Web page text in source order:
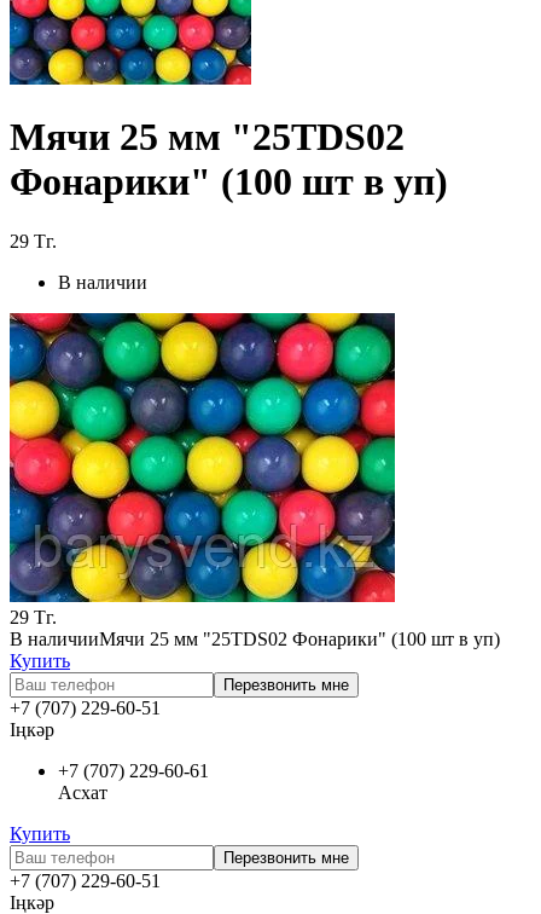
Мячи 25 мм "25TDS02
Фонарики" (100 шт в уп)
29 Тг.
В наличии
29 Тг.
В наличииМячи 25 мм "25TDS02 Фонарики" (100 шт в уп)
Купить
Перезвонить мне
+7 (707) 229-60-51
Іңкәр
+7 (707) 229-60-61
Асхат
Купить
Перезвонить мне
+7 (707) 229-60-51
Іңкәр